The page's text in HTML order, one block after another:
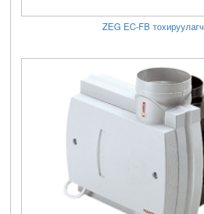
ZEG EC-FB тохируулагч